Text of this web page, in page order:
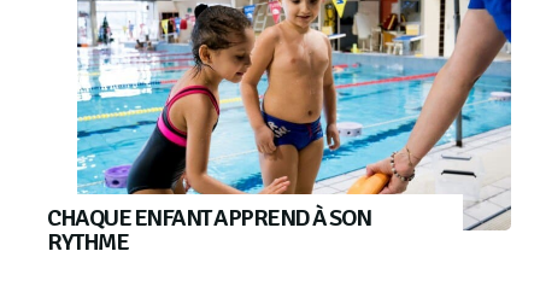
CHAQUE ENFANT APPREND À SON
RYTHME